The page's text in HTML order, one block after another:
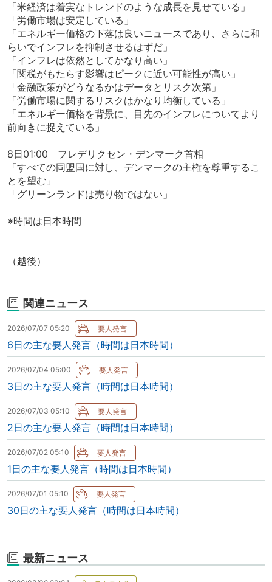
「米経済は着実なトレンドのような成長を見せている」
「労働市場は安定している」
「エネルギー価格の下落は良いニュースであり、さらに和
らいでインフレを抑制させるはずだ」
「インフレは依然としてかなり高い」
「関税がもたらす影響はピークに近い可能性が高い」
「金融政策がどうなるかはデータとリスク次第」
「労働市場に関するリスクはかなり均衡している」
「エネルギー価格を背景に、目先のインフレについてより
前向きに捉えている」
8日01:00 フレデリクセン・デンマーク首相
「すべての同盟国に対し、デンマークの主権を尊重するこ
とを望む」
「グリーンランドは売り物ではない」
※時間は日本時間
（越後）
関連ニュース
2026/07/07 05:20
6日の主な要人発言（時間は日本時間）
2026/07/04 05:00
3日の主な要人発言（時間は日本時間）
2026/07/03 05:10
2日の主な要人発言（時間は日本時間）
2026/07/02 05:10
1日の主な要人発言（時間は日本時間）
2026/07/01 05:10
30日の主な要人発言（時間は日本時間）
最新ニュース